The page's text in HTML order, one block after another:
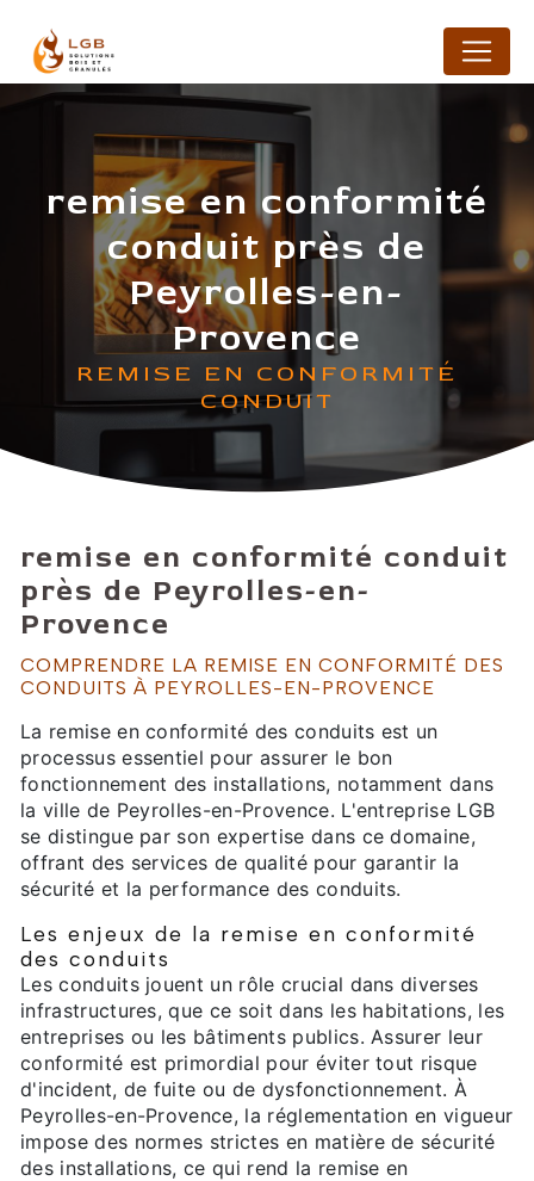
remise en conformité
conduit près de
Peyrolles-en-
Provence
REMISE EN CONFORMITÉ
CONDUIT
remise en conformité conduit
près de Peyrolles-en-
Provence
COMPRENDRE LA REMISE EN CONFORMITÉ DES
CONDUITS À PEYROLLES-EN-PROVENCE
La remise en conformité des conduits est un
processus essentiel pour assurer le bon
fonctionnement des installations, notamment dans
la ville de Peyrolles-en-Provence. L'entreprise LGB
se distingue par son expertise dans ce domaine,
offrant des services de qualité pour garantir la
sécurité et la performance des conduits.
Les enjeux de la remise en conformité
des conduits
Les conduits jouent un rôle crucial dans diverses
infrastructures, que ce soit dans les habitations, les
entreprises ou les bâtiments publics. Assurer leur
conformité est primordial pour éviter tout risque
d'incident, de fuite ou de dysfonctionnement. À
Peyrolles-en-Provence, la réglementation en vigueur
impose des normes strictes en matière de sécurité
des installations, ce qui rend la remise en